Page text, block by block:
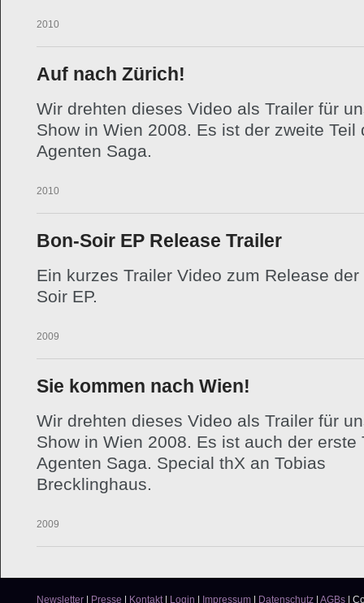
21.04.2010
Auf nach Zürich!
Wir drehten dieses Video als Trailer für
Show in Wien 2008. Es ist der zweite Teil
Agenten Saga.
08.01.2010
Bon-Soir EP Release Trailer
Ein kurzes Trailer Video zum Release der
Soir EP.
28.12.2009
Sie kommen nach Wien!
Wir drehten dieses Video als Trailer für
Show in Wien 2008. Es ist auch der erste
Agenten Saga. Special thX an Tobias
Brecklinghaus.
22.03.2009
Newsletter | Presse | Kontakt | Login | Impressum | Datenschutz | AGBs |